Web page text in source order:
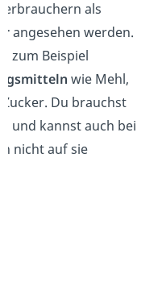
als
angesehen werden.
zum Beispiel
wie Mehl,
Zucker. Du brauchst
und kannst auch bei
nicht auf sie